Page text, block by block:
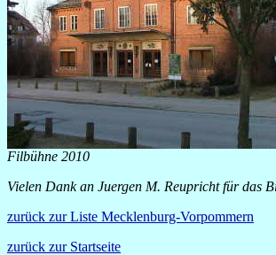
Filbühne 2010
Vielen Dank an Juergen M. Reupricht für das
zurück zur Liste Mecklenburg-Vorpommern
zurück zur Startseite